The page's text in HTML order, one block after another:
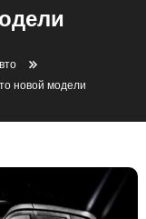
новой модели